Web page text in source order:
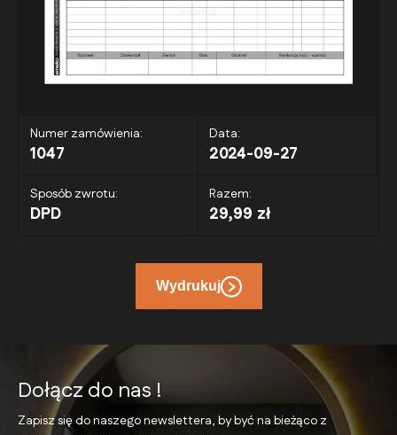
Numer zamówienia:
1047
Data:
2024-09-27
Sposób zwrotu:
DPD
Razem:
29,99 zł
Wydrukuj
Dołącz do nas !
Zapisz się do naszego newslettera, by być na bieżąco z